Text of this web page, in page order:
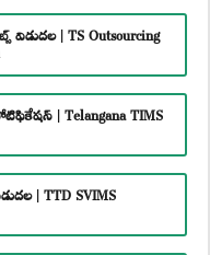
| TS Outsourcing
| Telangana TIMS
| TTD SVIMS